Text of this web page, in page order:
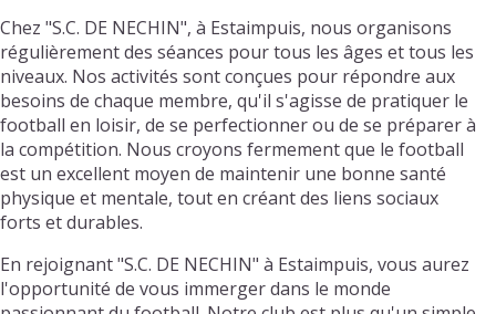
Chez "S.C. DE NECHIN", à Estaimpuis, nous organisons
régulièrement des séances pour tous les âges et tous les
niveaux. Nos activités sont conçues pour répondre aux
besoins de chaque membre, qu'il s'agisse de pratiquer le
football en loisir, de se perfectionner ou de se préparer à
la compétition. Nous croyons fermement que le football
est un excellent moyen de maintenir une bonne santé
physique et mentale, tout en créant des liens sociaux
forts et durables.
En rejoignant "S.C. DE NECHIN" à Estaimpuis, vous aurez
l'opportunité de vous immerger dans le monde